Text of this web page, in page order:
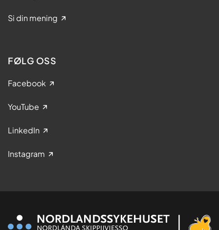
Si din mening
FØLG OSS
Facebook
YouTube
LinkedIn
Instagram